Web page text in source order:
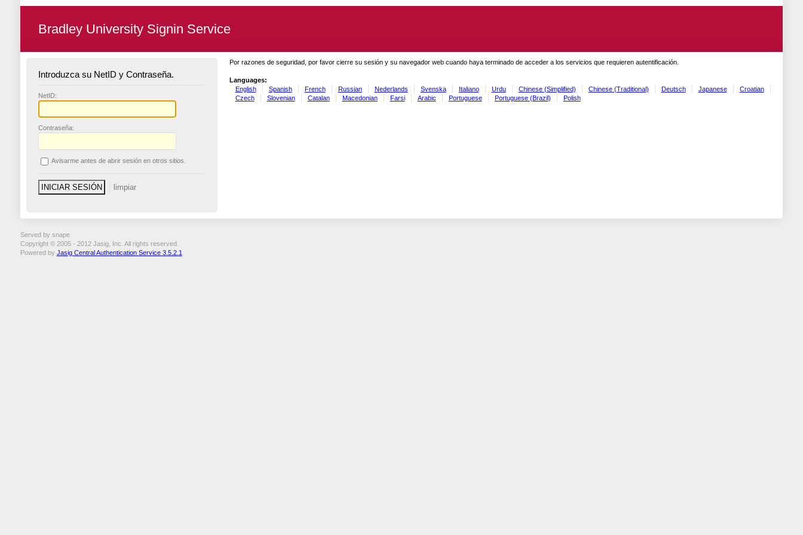
Bradley University Signin Service
Introduzca su NetID y Contraseña.
NetID:
Contraseña:
Avisarme antes de abrir sesión en otros sitios.
Por razones de seguridad, por favor cierre su sesión y su navegador web cuando haya terminado de acceder a los servicios que requieren autentificación.
Languages:
English
Spanish French Russian Nederlands Svenska Italiano Urdu Chinese (Simplified) Chinese (Traditional) Deutsch Japanese
Croatian
Czech
Slovenian Catalan Macedonian Farsi Arabic Portuguese Portuguese (Brazil) Polish
Served by snape
Copyright © 2005 - 2012 Jasig, Inc. All rights reserved.
Powered by Jasig Central Authentication Service 3.5.2.1